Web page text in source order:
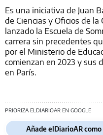
Es una iniciativa de Juan
de Ciencias y Oficios de la
lanzado la Escuela de
carrera sin precedentes
por el Ministerio de
comienzan en 2023 y sus
en París.
PRIORIZA ELDIARIOAR EN GOOGLE
Añade elDiarioAR